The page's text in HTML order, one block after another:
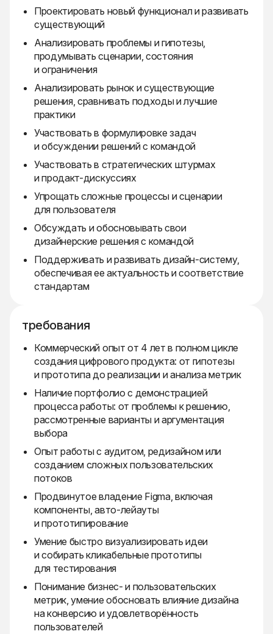
Проектировать новый функционал и развивать
существующий
Анализировать проблемы и гипотезы,
продумывать сценарии, состояния
и ограничения
Анализировать рынок и существующие
решения, сравнивать подходы и лучшие
практики
Участвовать в формулировке задач
и обсуждении решений с командой
Участвовать в стратегических штурмах
и продакт-дискуссиях
Упрощать сложные процессы и сценарии
для пользователя
Обсуждать и обосновывать свои
дизайнерские решения с командой
Поддерживать и развивать дизайн-систему,
обеспечивая ее актуальность и соответствие
стандартам
требования
Коммерческий опыт от 4 лет в полном цикле
создания цифрового продукта: от гипотезы
и прототипа до реализации и анализа метрик
Наличие портфолио с демонстрацией
процесса работы: от проблемы к решению,
рассмотренные варианты и аргументация
выбора
Опыт работы с аудитом, редизайном или
созданием сложных пользовательских
потоков
Продвинутое владение Figma, включая
компоненты, авто-лейауты
и прототипирование
Умение быстро визуализировать идеи
и собирать кликабельные прототипы
для тестирования
Понимание бизнес- и пользовательских
метрик, умение обосновать влияние дизайна
на конверсию и удовлетворённость
пользователей